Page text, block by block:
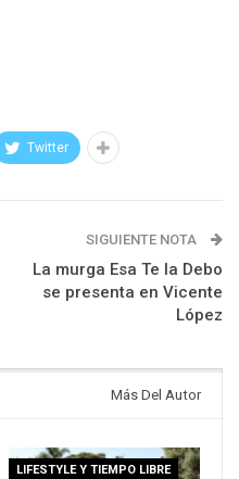
Twitter
SIGUIENTE NOTA
La murga Esa Te la Debo
se presenta en Vicente
López
Más Del Autor
LIFESTYLE Y TIEMPO LIBRE